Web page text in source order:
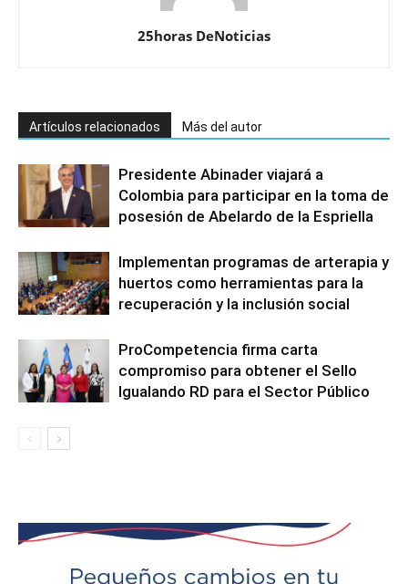
25horas DeNoticias
Artículos relacionados Más del autor
Presidente Abinader viajará a
Colombia para participar en la toma de
posesión de Abelardo de la Espriella
Implementan programas de arterapia y
huertos como herramientas para la
recuperación y la inclusión social
ProCompetencia firma carta
compromiso para obtener el Sello
Igualando RD para el Sector Público